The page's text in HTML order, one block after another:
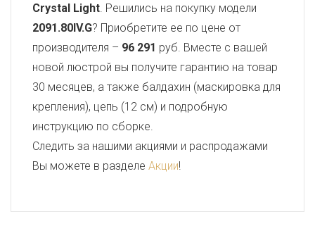
Crystal Light. Решились на покупку модели
2091.80IV.G? Приобретите ее по цене от
производителя – 96 291 руб. Вместе с вашей
новой люстрой вы получите гарантию на товар
30 месяцев, а также балдахин (маскировка для
крепления), цепь (12 см) и подробную
инструкцию по сборке.
Следить за нашими акциями и распродажами
Вы можете в разделе Акции!